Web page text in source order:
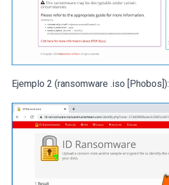
Ejemplo 2 (ransomware .iso [Phobos]):